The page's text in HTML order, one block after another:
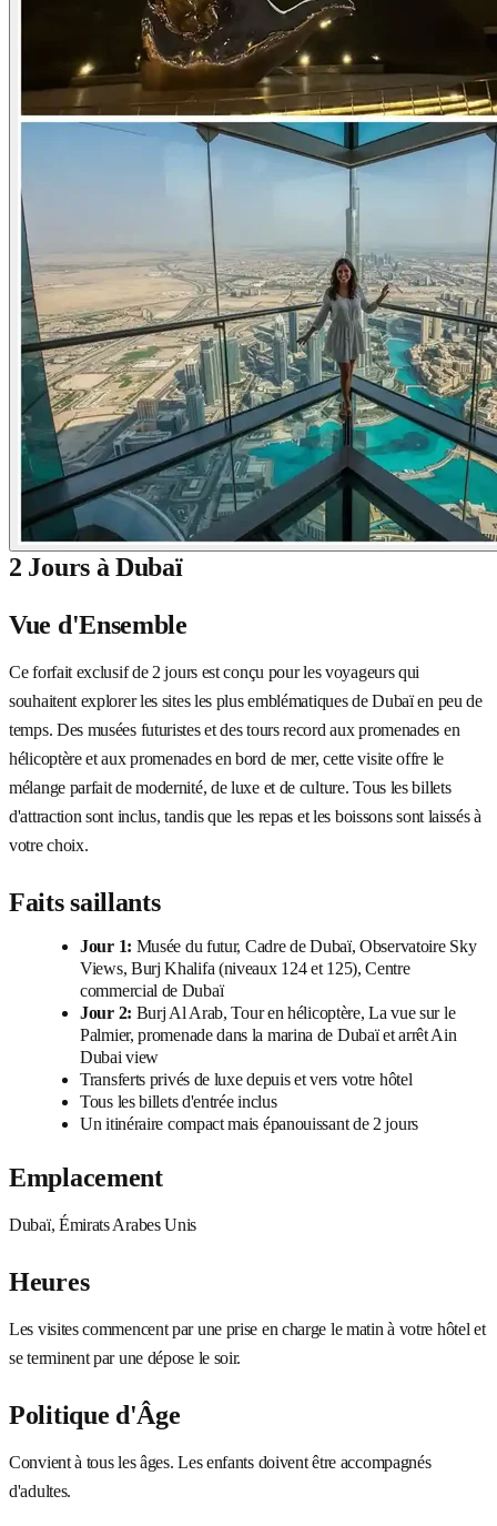
2 Jours à Dubaï
Vue d'Ensemble
Ce forfait exclusif de 2 jours est conçu pour les voyageurs qui
souhaitent explorer les sites les plus emblématiques de Dubaï en peu de
temps. Des musées futuristes et des tours record aux promenades en
hélicoptère et aux promenades en bord de mer, cette visite offre le
mélange parfait de modernité, de luxe et de culture. Tous les billets
d'attraction sont inclus, tandis que les repas et les boissons sont laissés à
votre choix.
Faits saillants
Jour 1: Musée du futur, Cadre de Dubaï, Observatoire Sky
Views, Burj Khalifa (niveaux 124 et 125), Centre
commercial de Dubaï
Jour 2: Burj Al Arab, Tour en hélicoptère, La vue sur le
Palmier, promenade dans la marina de Dubaï et arrêt Ain
Dubai view
Transferts privés de luxe depuis et vers votre hôtel
Tous les billets d'entrée inclus
Un itinéraire compact mais épanouissant de 2 jours
Emplacement
Dubaï, Émirats Arabes Unis
Heures
Les visites commencent par une prise en charge le matin à votre hôtel et
se terminent par une dépose le soir.
Politique d'Âge
Convient à tous les âges. Les enfants doivent être accompagnés
d'adultes.